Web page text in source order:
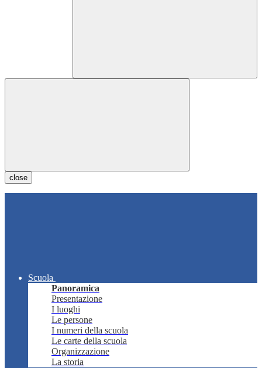
close
Scuola
Panoramica
Presentazione
I luoghi
Le persone
I numeri della scuola
Le carte della scuola
Organizzazione
La storia